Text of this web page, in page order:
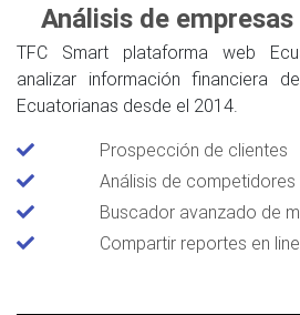
Análisis de
TFC Smart plataforma web
analizar información financiera
Ecuatorianas desde el 2014.
Prospección de clientes
Análisis de competidores
Buscador avanzado de
Compartir reportes en